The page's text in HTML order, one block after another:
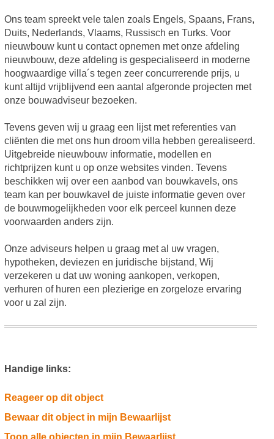
Ons team spreekt vele talen zoals Engels, Spaans, Frans,
Duits, Nederlands, Vlaams, Russisch en Turks. Voor
nieuwbouw kunt u contact opnemen met onze afdeling
nieuwbouw, deze afdeling is gespecialiseerd in moderne
hoogwaardige villa´s tegen zeer concurrerende prijs, u
kunt altijd vrijblijvend een aantal afgeronde projecten met
onze bouwadviseur bezoeken.
Tevens geven wij u graag een lijst met referenties van
cliënten die met ons hun droom villa hebben gerealiseerd.
Uitgebreide nieuwbouw informatie, modellen en
richtprijzen kunt u op onze websites vinden. Tevens
beschikken wij over een aanbod van bouwkavels, ons
team kan per bouwkavel de juiste informatie geven over
de bouwmogelijkheden voor elk perceel kunnen deze
voorwaarden anders zijn.
Onze adviseurs helpen u graag met al uw vragen,
hypotheken, deviezen en juridische bijstand, Wij
verzekeren u dat uw woning aankopen, verkopen,
verhuren of huren een plezierige en zorgeloze ervaring
voor u zal zijn.
Handige links:
Reageer op dit object
Bewaar dit object in mijn Bewaarlijst
Toon alle objecten in mijn Bewaarlijst